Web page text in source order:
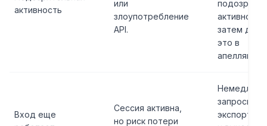
активность
или
злоупотребление
API.
активности,
затем
это в
апелляцию.
Вход еще
Сессия активна,
но риск потери
запросите
экспорт